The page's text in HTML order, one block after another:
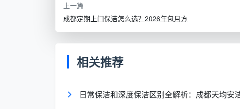
清洁项目 具体操作
地面清洁 全面清扫+拖拭，去除浮尘和
家具表面除尘
物品简单归位 客厅杂物整理、卧室衣物入柜
上一篇
成都定期上门保洁怎么选？2026年包月方
相关推荐
日常保洁和深度保洁区别全解析：成都天均安